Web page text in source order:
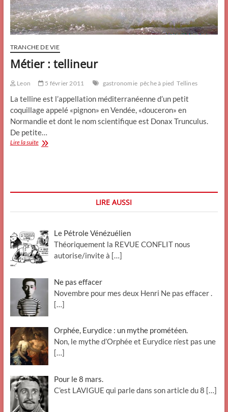
TRANCHE DE VIE
Métier : tellineur
Leon 5 février 2011 gastronomie pêche à pied Tellines
La telline est l’appellation méditerranéenne d’un petit
coquillage appelé «pignon» en Vendée, «douceron» en
Normandie et dont le nom scientifique est Donax Trunculus.
De petite…
Lire la suiteMétier
LIRE AUSSI
Le Pétrole Vénézuélien
Théoriquement la REVUE CONFLIT nous
autorise/invite à […]
Ne pas effacer
Novembre pour mes deux Henri Ne pas effacer .
[…]
Orphée, Eurydice : un mythe prométéen.
Non, le mythe d’Orphée et Eurydice n’est pas une
[…]
Pour le 8 mars.
C’est LAVIGUE qui parle dans son article du 8 […]